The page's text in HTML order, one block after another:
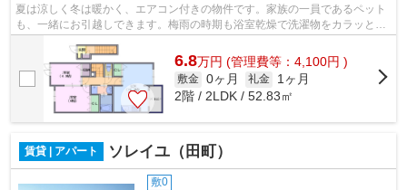
夏は涼しく冬は暖かく、エアコン付きの物件です。家族の一員であるペット
も、一緒にお引越しできます。梅雨の時期も浴室乾燥で洗濯物をカラッと乾
かせます。駐輪場付きの当物件なら自...
6.8万円 (管理費等：4,100円 )
敷金 0ヶ月 礼金
1ヶ月
2階 / 2LDK / 52.83㎡
賃貸 | アパート ソレイユ（田町）
敷0